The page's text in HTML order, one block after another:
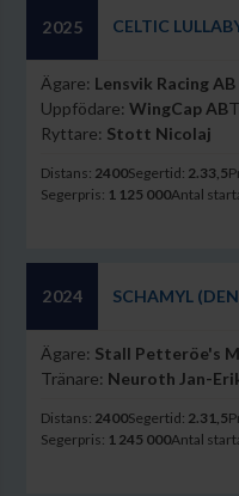
2025 CELTIC
Ägare: Lensvik Racing
Uppfödare:WingCap AB
Ryttare: Stott Nicolaj
Distans: 2400Segertid: 2.33,5
Segerpris: 1 125 000Antal
2024 SCHAMYL
Ägare: Stall Petteröe's
Tränare: Neuroth Jan-
Distans: 2400Segertid: 2.31,5
Segerpris: 1 245 000Antal